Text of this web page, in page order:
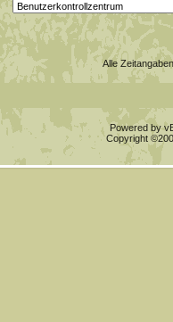
Alle
Powered by
Copyright